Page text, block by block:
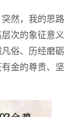
然，我的思路
次的象征意义
俗、历经磨砺
金的尊贵、坚